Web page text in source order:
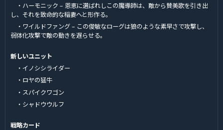
・ハーモニック – 恩恵に選ばれしこの魔導師は、敵から賛美歌を引き出
し、それを致命的な稲妻へと形作る。
・ワイルドファング – この俊敏なローグは狼のような素早さで攻撃し、
弱体化攻撃で敵の動きを遅らせる。
新しいユニット
・イノシシライダー
・ロヤの猛牛
・スパイクワゴン
・シャドウウルフ
戦略カード